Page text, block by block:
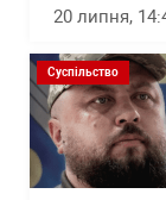
20 липня,
Суспільство